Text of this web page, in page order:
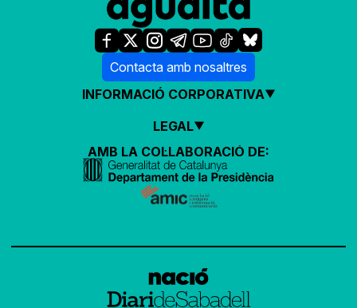
Contacta amb nosaltres
INFORMACIÓ CORPORATIVA
LEGAL
AMB LA COL·LABORACIÓ DE: